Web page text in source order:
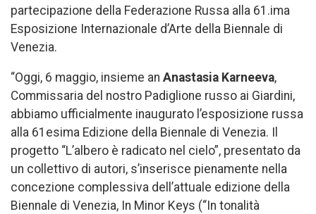
partecipazione della Federazione Russa alla 61.ima
Esposizione Internazionale d’Arte della Biennale di
Venezia.
“Oggi, 6 maggio, insieme an Anastasia Karneeva,
Commissaria del nostro Padiglione russo ai Giardini,
abbiamo ufficialmente inaugurato l’esposizione russa
alla 61esima Edizione della Biennale di Venezia. Il
progetto “L’albero è radicato nel cielo”, presentato da
un collettivo di autori, s’inserisce pienamente nella
concezione complessiva dell’attuale edizione della
Biennale di Venezia, In Minor Keys (“In tonalità